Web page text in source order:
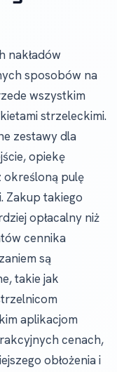
nakładów
sposobów na
wszystkim
strzeleckimi.
zestawy dla
opiekę
pulę
Zakup takiego
opłacalny niż
cennika
są
takie jak
aplikacjom
cenach,
obłożenia i